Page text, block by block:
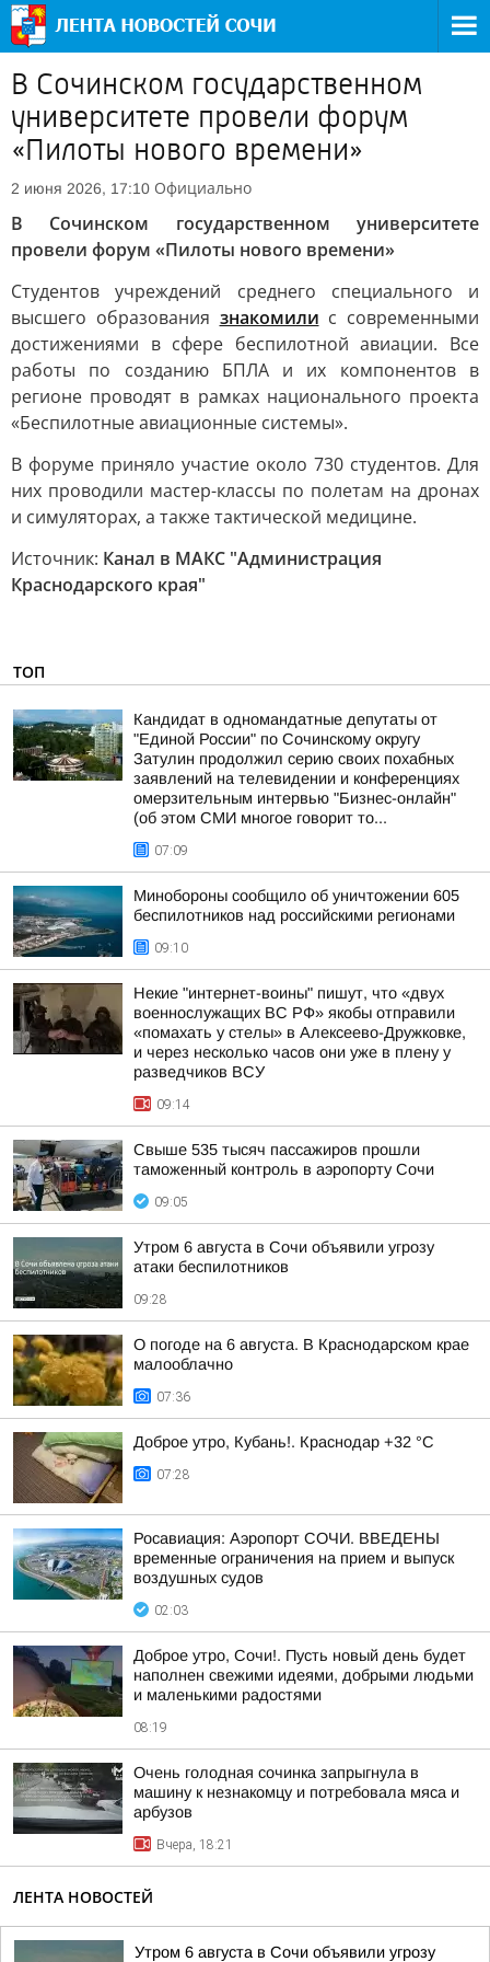
В Сочинском государственном
университете провели форум
«Пилоты нового времени»
2 июня 2026, 17:10 Официально
В Сочинском государственном университете
провели форум «Пилоты нового времени»
Студентов учреждений среднего специального и
высшего образования знакомили с современными
достижениями в сфере беспилотной авиации. Все
работы по созданию БПЛА и их компонентов в
регионе проводят в рамках национального проекта
«Беспилотные авиационные системы».
В форуме приняло участие около 730 студентов. Для
них проводили мастер-классы по полетам на дронах
и симуляторах, а также тактической медицине.
Источник: Канал в МАКС "Администрация
Краснодарского края"
ТОП
Кандидат в одномандатные депутаты от
"Единой России" по Сочинскому округу
Затулин продолжил серию своих похабных
заявлений на телевидении и конференциях
омерзительным интервью "Бизнес-онлайн"
(об этом СМИ многое говорит то...
07:09
Минобороны сообщило об уничтожении 605
беспилотников над российскими регионами
09:10
Некие "интернет-воины" пишут, что «двух
военнослужащих ВС РФ» якобы отправили
«помахать у стелы» в Алексеево-Дружковке,
и через несколько часов они уже в плену у
разведчиков ВСУ
09:14
Свыше 535 тысяч пассажиров прошли
таможенный контроль в аэропорту Сочи
09:05
Утром 6 августа в Сочи объявили угрозу
атаки беспилотников
09:28
О погоде на 6 августа. В Краснодарском крае
малооблачно
07:36
Доброе утро, Кубань!. Краснодар +32 °С
07:28
Росавиация: Аэропорт СОЧИ. ВВЕДЕНЫ
временные ограничения на прием и выпуск
воздушных судов
02:03
Доброе утро, Сочи!. Пусть новый день будет
наполнен свежими идеями, добрыми людьми
и маленькими радостями
08:19
Очень голодная сочинка запрыгнула в
машину к незнакомцу и потребовала мяса и
арбузов
Вчера, 18:21
ЛЕНТА НОВОСТЕЙ
Утром 6 августа в Сочи объявили угрозу